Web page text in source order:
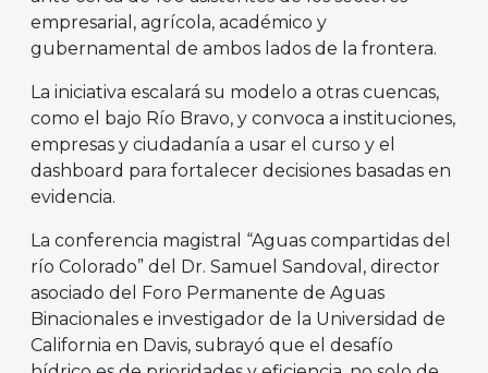
empresarial, agrícola, académico y
gubernamental de ambos lados de la frontera.
La iniciativa escalará su modelo a otras cuencas,
como el bajo Río Bravo, y convoca a instituciones,
empresas y ciudadanía a usar el curso y el
dashboard para fortalecer decisiones basadas en
evidencia.
La conferencia magistral “Aguas compartidas del
río Colorado” del Dr. Samuel Sandoval, director
asociado del Foro Permanente de Aguas
Binacionales e investigador de la Universidad de
California en Davis, subrayó que el desafío